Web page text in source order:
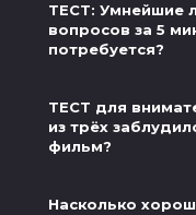
ТЕСТ: Умнейшие
вопросов за 5
потребуется?
ТЕСТ для
из трёх
фильм?
Насколько